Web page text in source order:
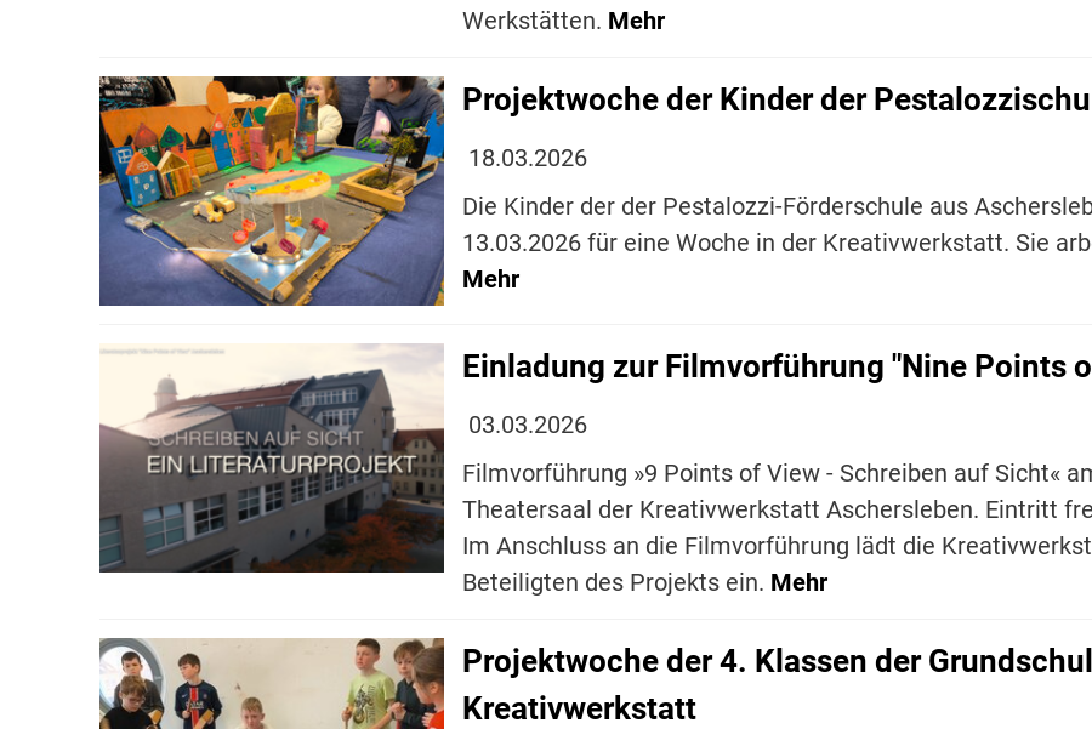
Werkstätten. Mehr
Projektwoche der Kinder der
18.03.2026
Die Kinder der der Pestalozzi-Förderschule aus
13.03.2026 für eine Woche in der Kreativwerkstatt. Sie
Mehr
Einladung zur Filmvorführung "Nine Points
03.03.2026
Filmvorführung »9 Points of View - Schreiben auf Sicht«
Theatersaal der Kreativwerkstatt Aschersleben. Eintritt
Im Anschluss an die Filmvorführung lädt die
Beteiligten des Projekts ein. Mehr
Projektwoche der 4. Klassen der
Kreativwerkstatt